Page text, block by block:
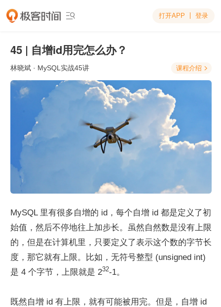
 打开APP 登录
45 | 自增id用完怎么办？
林晓斌 · MySQL实战45讲 课程介绍 
MySQL 里有很多自增的 id，每个自增 id 都是定义了初
始值，然后不停地往上加步长。虽然自然数是没有上限
的，但是在计算机里，只要定义了表示这个数的字节长
度，那它就有上限。比如，无符号整型 (unsigned int)
是 4 个字节，上限就是 232-1。
既然自增 id 有上限，就有可能被用完。但是，自增 id